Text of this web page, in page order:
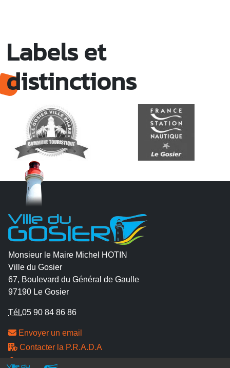
Labels et
distinctions
Monsieur le Maire Michel HOTIN
Ville du Gosier
67, Boulevard du Général de Gaulle
97190 Le Gosier
Tél.05 90 84 86 86
Envoyer un email
Contacter la P.R.A.D.A